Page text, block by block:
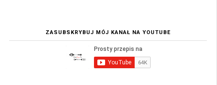
ZASUBSKRYBUJ MÓJ KANAŁ NA YOUTUBE